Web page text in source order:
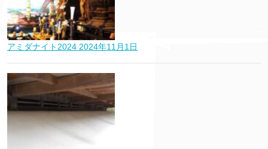
アミダナイト2024 2024年11月1日